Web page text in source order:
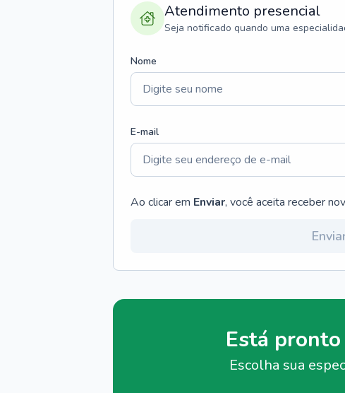
Atendimento presencial
Seja notificado quando uma
Nome
E-mail
Ao clicar em Enviar, você aceita receber
Está
Escolha sua